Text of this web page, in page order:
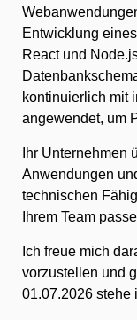
Entwicklung
React und
kontinuierlich mit
angewendet, um
Ihr Unternehmen
Anwendungen
technischen
Ihrem Team
Ich freue mich
vorzustellen und
01.07.2026 stehe